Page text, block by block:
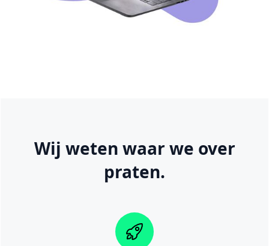
Wij weten waar we over
praten.